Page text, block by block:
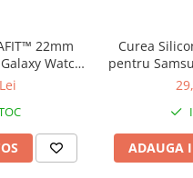
22mm
Watch
Pro, Huawei
si orice ceas
Curea
pentru
7/6/5/4/
Amazfit
ADAUGA